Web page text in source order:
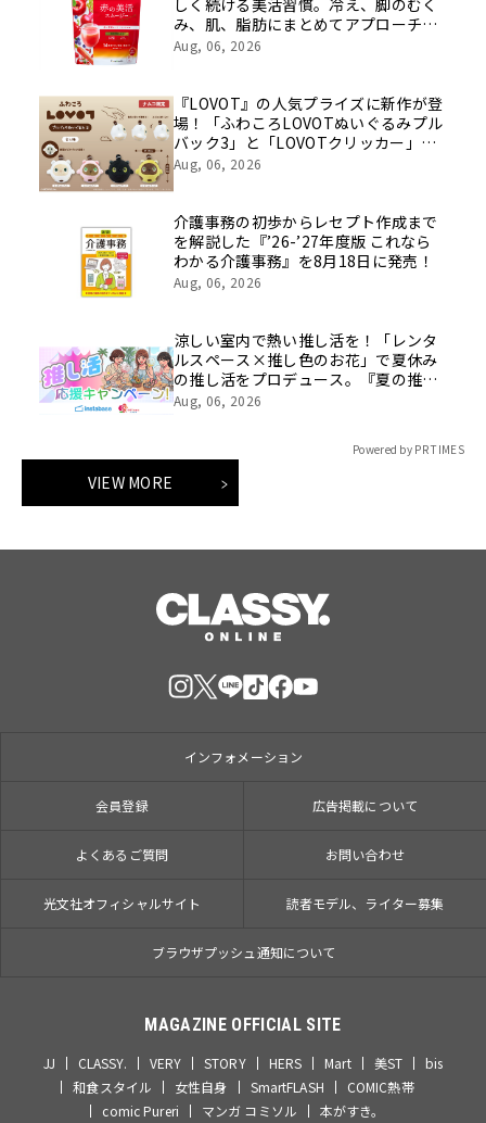
しく続ける美活習慣。冷え、脚のむく
み、肌、脂肪にまとめてアプローチす
る機能性表示食品が新登場
Aug, 06, 2026
『LOVOT』の人気プライズに新作が登
場！「ふわころLOVOTぬいぐるみプル
バック3」と「LOVOTクリッカー」が
全国のバンダイナムコアミューズメン
Aug, 06, 2026
介護事務の初歩からレセプト作成まで
を解説した『’26-’27年度版 これなら
わかる介護事務』を8月18日に発売！
Aug, 06, 2026
涼しい室内で熱い推し活を！「レンタ
ルスペース×推し色のお花」で夏休み
の推し活をプロデュース。『夏の推し
活応援キャンペーン』イーフローラと
Aug, 06, 2026
Powered by PR TIMES
VIEW MORE
インフォメーション
会員登録 広告掲載について
よくあるご質問 お問い合わせ
光文社オフィシャルサイト 読者モデル、ライター募集
ブラウザプッシュ通知について
MAGAZINE OFFICIAL SITE
JJ CLASSY. VERY STORY HERS Mart 美ST
bis
和食スタイル
女性自身 SmartFLASH
COMIC熱帯
comic Pureri
マンガ コミソル 本がすき。